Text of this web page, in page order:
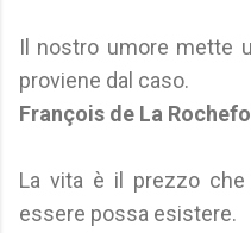
Il nostro umore mette
proviene dal caso.
François de La
La vita è il prezzo
essere possa esistere.